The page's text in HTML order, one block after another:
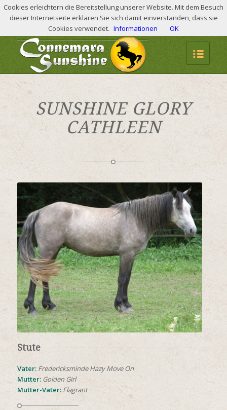
Mobil: +49 (0) 176 . 30 53 02 37
SUNSHINE GLORY
CATHLEEN
Stute
Vater: Fredericksminde Hazy Move On
Mutter: Golden Girl
Mutter-Vater: Flagrant
Cookies erleichtern die Bereitstellung unserer Website. Mit dem Besuch
dieser Internetseite erklären Sie sich damit einverstanden, dass sie
Cookies verwendet. Informationen OK